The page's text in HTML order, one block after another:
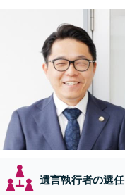
遺言執行者の選任